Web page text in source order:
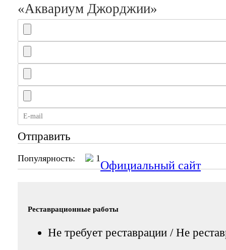
«Аквариум Джорджии»
Отправить
Популярность: 1
Официальный сайт
Реставрационные работы
Не требует реставрации / Не